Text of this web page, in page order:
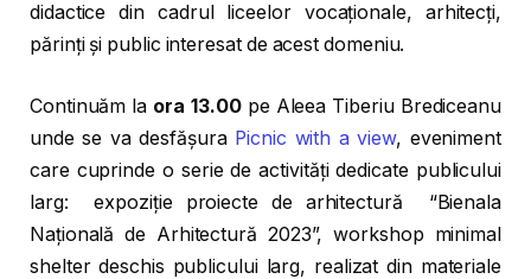
didactice din cadrul liceelor vocaționale, arhitecți,
părinți și public interesat de acest domeniu.
Continuăm la ora 13.00pe Aleea Tiberiu Brediceanu
unde se va desfășura Picnic with a view, eveniment
care cuprinde o serie de activități dedicate publicului
larg: expoziție proiecte de arhitectură “Bienala
Națională de Arhitectură 2023”, workshop minimal
shelter deschis publicului larg, realizat din materiale